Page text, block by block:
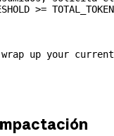
>=
wrap up your